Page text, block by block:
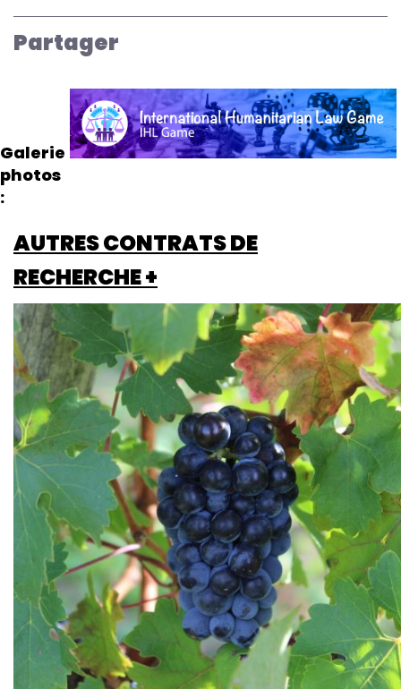
Partager
Galerie
photos
AUTRES CONTRATS DE
RECHERCHE +